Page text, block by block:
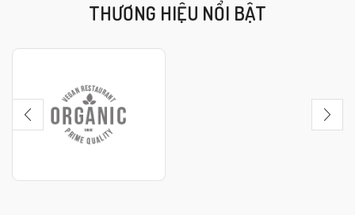
THƯƠNG HIỆU NỔI BẬT